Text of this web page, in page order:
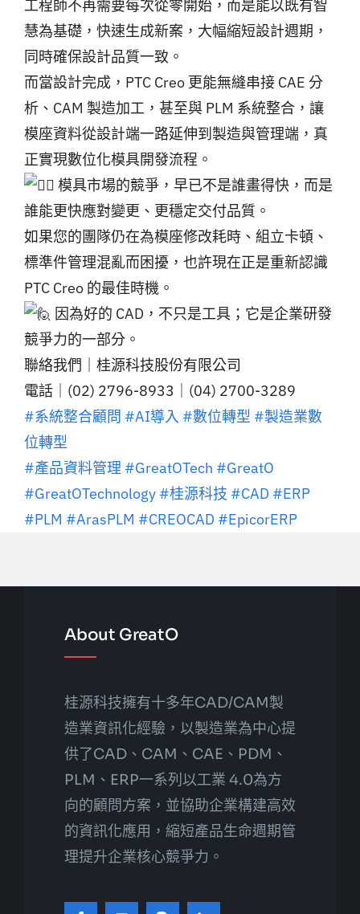
工程師不再需要每次從零開始，而是能以既有智
慧為基礎，快速生成新案，大幅縮短設計週期，
同時確保設計品質一致。
而當設計完成，PTC Creo 更能無縫串接 CAE 分
析、CAM 製造加工，甚至與 PLM 系統整合，讓
模座資料從設計端一路延伸到製造與管理端，真
正實現數位化模具開發流程。
模具市場的競爭，早已不是誰畫得快，而是
誰能更快應對變更、更穩定交付品質。
如果您的團隊仍在為模座修改耗時、組立卡頓、
標準件管理混亂而困擾，也許現在正是重新認識
PTC Creo 的最佳時機。
因為好的 CAD，不只是工具；它是企業研發
競爭力的一部分。
聯絡我們｜桂源科技股份有限公司
電話｜(02) 2796-8933｜(04) 2700-3289
#系統整合顧問 #AI導入 #數位轉型 #製造業數
位轉型
#產品資料管理 #GreatOTech #GreatO
#GreatOTechnology #桂源科技 #CAD #ERP
#PLM #ArasPLM #CREOCAD #EpicorERP
About GreatO
桂源科技擁有十多年CAD/CAM製
造業資訊化經驗，以製造業為中心提
供了CAD、CAM、CAE、PDM、
PLM、ERP一系列以工業 4.0為方
向的顧問方案，並協助企業構建高效
的資訊化應用，縮短產品生命週期管
理提升企業核心競爭力。